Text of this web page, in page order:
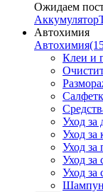
Ожидаем
Аккумулятор
Автохимия
Автохимия
Клеи и
Уход
Уход за
Уход за
Уход за
Уход за